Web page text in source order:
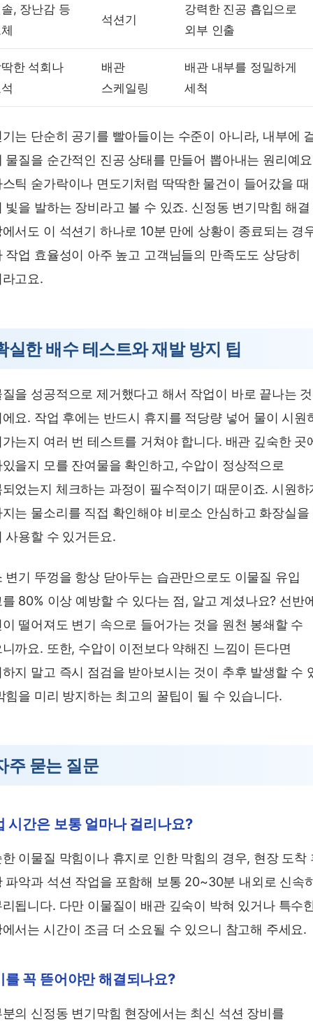
, 장난감 등
석션기
강력한 진공 흡입으로
외부 인출
한 석회나
배관
스케일링
배관 내부를 정밀하게
세척
는 단순히 공기를 빨아들이는 수준이 아니라, 내부에
물질을 순간적인 진공 상태를 만들어 뽑아내는 원리예
틱 숟가락이나 면도기처럼 딱딱한 물건이 들어갔을 때
빛을 발하는 장비라고 볼 수 있죠. 신정동 변기막힘 해결
서도 이 석션기 하나로 10분 만에 상황이 종료되는 경
작업 효율성이 아주 높고 고객님들의 만족도도 상당히
고요.
실한 배수 테스트와 재발 방지 팁
을 성공적으로 제거했다고 해서 작업이 바로 끝나는
요. 작업 후에는 반드시 휴지를 적당량 넣어 물이 시원
는지 여러 번 테스트를 거쳐야 합니다. 배관 깊숙한 곳
을지 모를 잔여물을 확인하고, 수압이 정상적으로
었는지 체크하는 과정이 필수적이기 때문이죠. 시원하
는 물소리를 직접 확인해야 비로소 안심하고 화장실을
사용할 수 있거든요.
변기 뚜껑을 항상 닫아두는 습관만으로도 이물질 유입
80% 이상 예방할 수 있다는 점, 알고 계셨나요? 선반
떨어져도 변기 속으로 들어가는 것을 원천 봉쇄할 수
까요. 또한, 수압이 이전보다 약해진 느낌이 든다면
지 말고 즉시 점검을 받아보시는 것이 추후 발생할 수
힘을 미리 방지하는 최고의 꿀팁이 될 수 있습니다.
주 묻는 질문
시간은 보통 얼마나 걸리나요?
이물질 막힘이나 휴지로 인한 막힘의 경우, 현장 도착
파악과 석션 작업을 포함해 보통 20~30분 내외로 신속
됩니다. 다만 이물질이 배관 깊숙이 박혀 있거나 특수
서는 시간이 조금 더 소요될 수 있으니 참고해 주세요.
를 꼭 뜯어야만 해결되나요?
의 신정동 변기막힘 현장에서는 최신 석션 장비를